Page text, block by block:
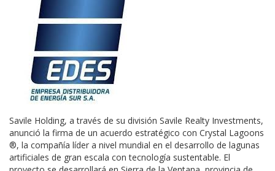
Savile Holding, a través de su división Savile Realty Investments,
anunció la firma de un acuerdo estratégico con Crystal Lagoons
®, la compañía líder a nivel mundial en el desarrollo de lagunas
artificiales de gran escala con tecnología sustentable. El